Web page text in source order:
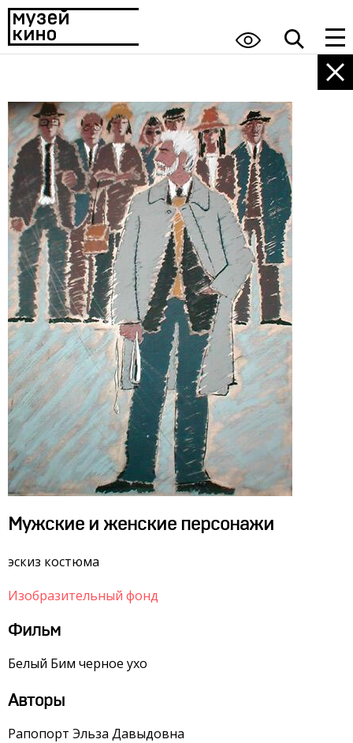
Мужские и женские персонажи
эскиз костюма
Изобразительный фонд
Фильм
Белый Бим черное ухо
Авторы
Рапопорт Эльза Давыдовна